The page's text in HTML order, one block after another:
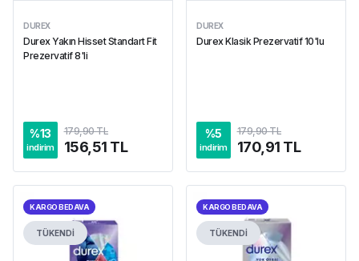
DUREX
Durex Yakın Hisset Standart Fit
Prezervatif 8'li
%13
indirim
179,90 TL
156,51 TL
DUREX
Durex Klasik Prezervatif 10'lu
%5
indirim
179,90 TL
170,91 TL
KARGO BEDAVA
TÜKENDİ
KARGO BEDAVA
TÜKENDİ